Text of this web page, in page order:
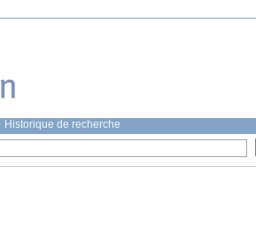
Historique de recherche